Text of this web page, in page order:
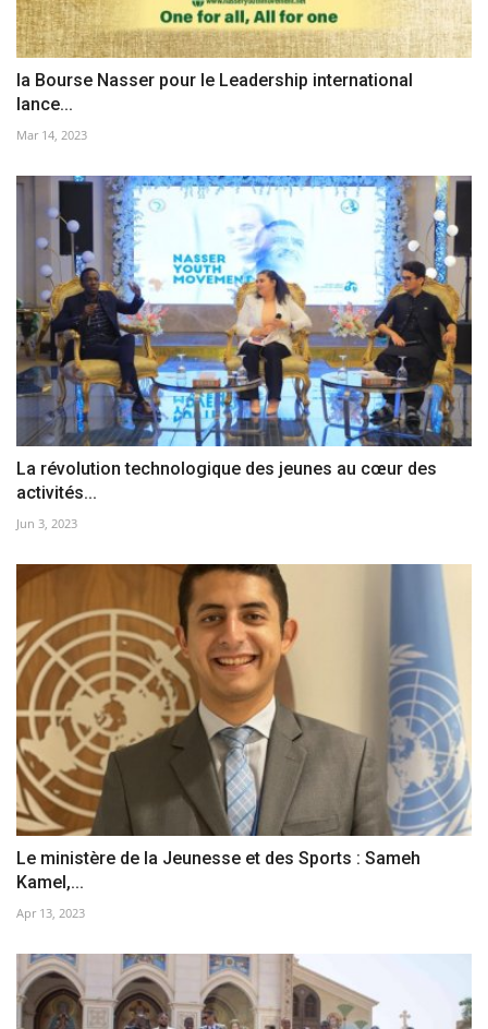
la Bourse Nasser pour le Leadership international
lance...
Mar 14, 2023
La révolution technologique des jeunes au cœur des
activités...
Jun 3, 2023
Le ministère de la Jeunesse et des Sports : Sameh
Kamel,...
Apr 13, 2023